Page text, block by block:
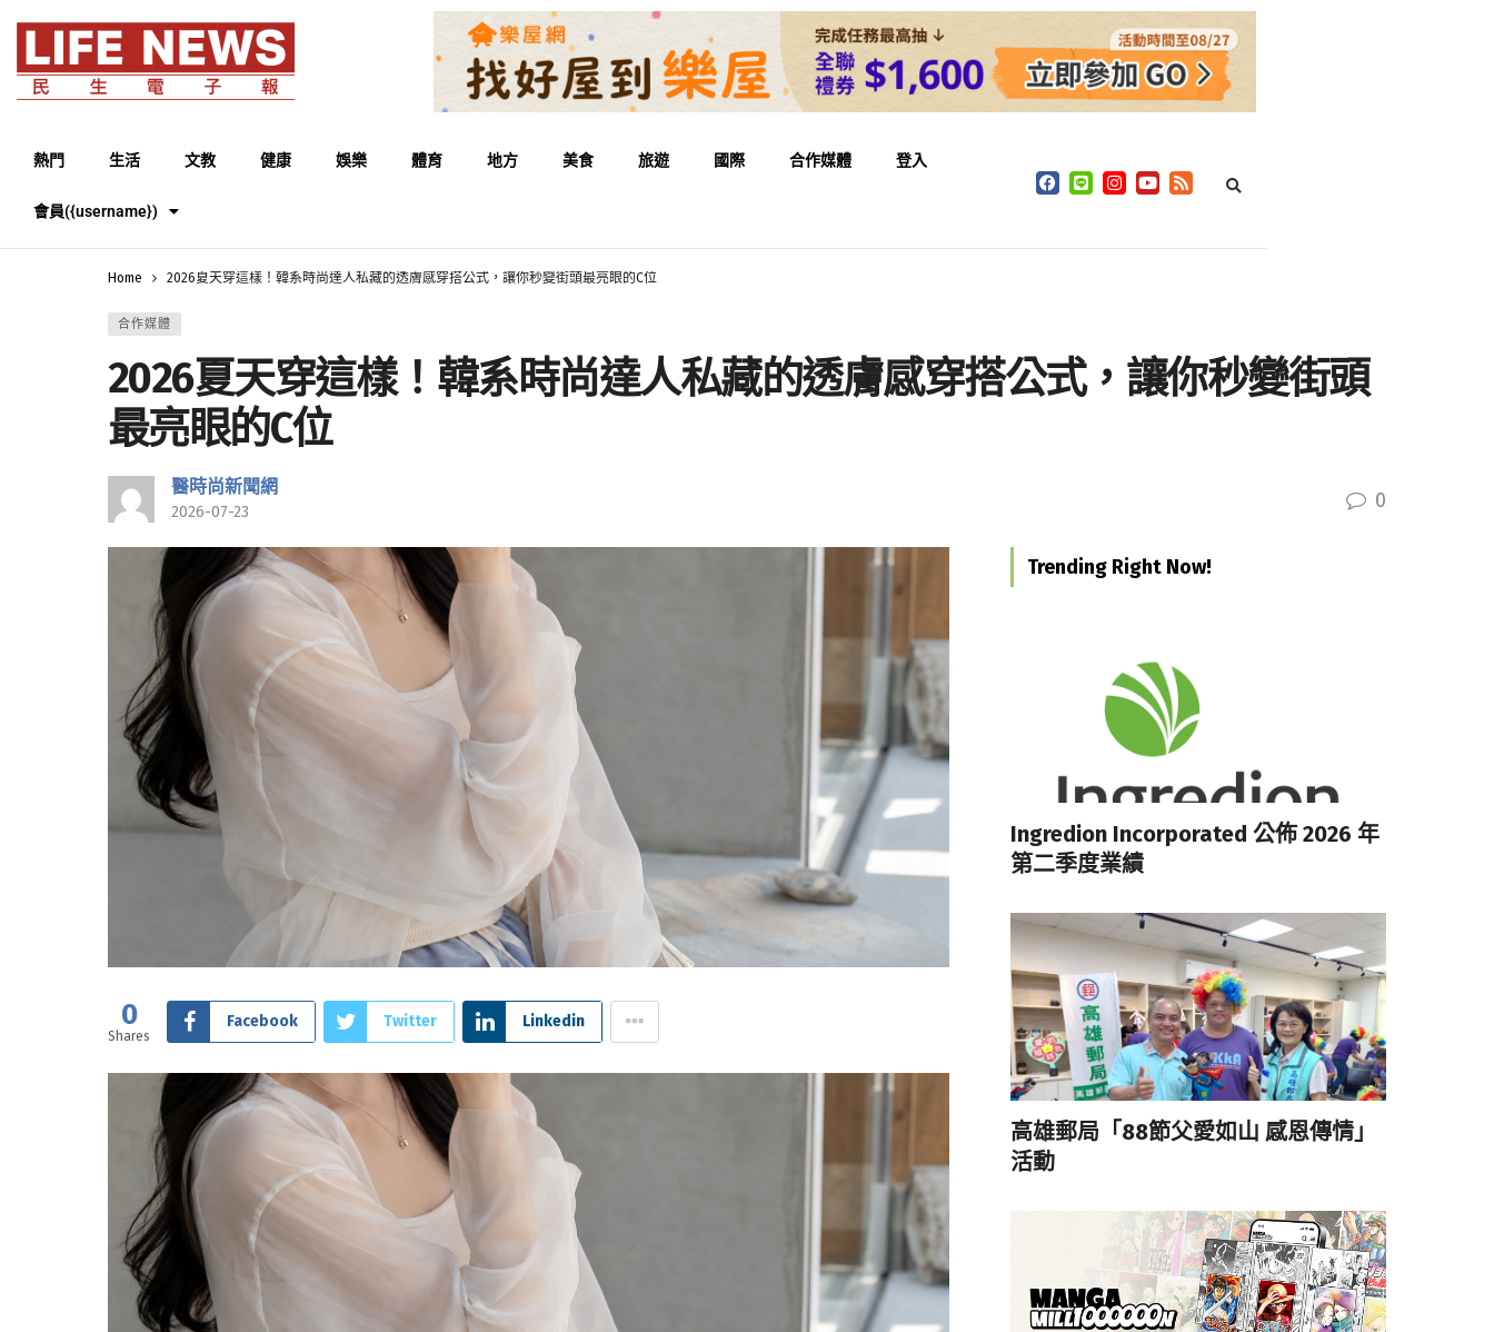
熱門 生活 文教 健康 娛樂 體育 地方 美食 旅遊 國際 合作媒體 登入
會員({username})
Home 2026夏天穿這樣！韓系時尚達人私藏的透膚感穿搭公式，讓你秒變街頭最亮眼的C位
合作媒體
2026夏天穿這樣！韓系時尚達人私藏的透膚感穿搭公式，讓你秒變街頭
最亮眼的C位
醫時尚新聞網
2026-07-23 0
0
Shares
Facebook Twitter Linkedin
Trending Right Now!
Ingredion Incorporated 公佈 2026 年
第二季度業績
高雄郵局「88節父愛如山 感恩傳情」
活動